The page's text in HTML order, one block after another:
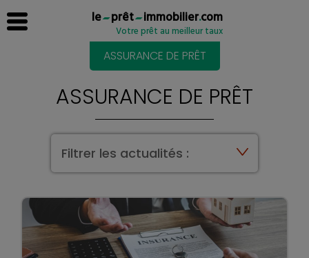
le prêt immobilier.com
Votre prêt au meilleur taux
ASSURANCE DE PRÊT
ASSURANCE DE PRÊT
Filtrer les actualités :